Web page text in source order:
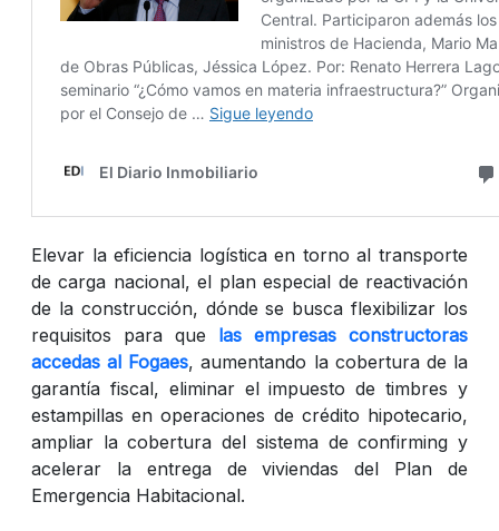
Elevar la eficiencia logística en torno al transporte
de carga nacional, el plan especial de reactivación
de la construcción, dónde se busca flexibilizar los
requisitos para que las empresas constructoras
accedas al Fogaes, aumentando la cobertura de la
garantía fiscal, eliminar el impuesto de timbres y
estampillas en operaciones de crédito hipotecario,
ampliar la cobertura del sistema de confirming y
acelerar la entrega de viviendas del Plan de
Emergencia Habitacional.